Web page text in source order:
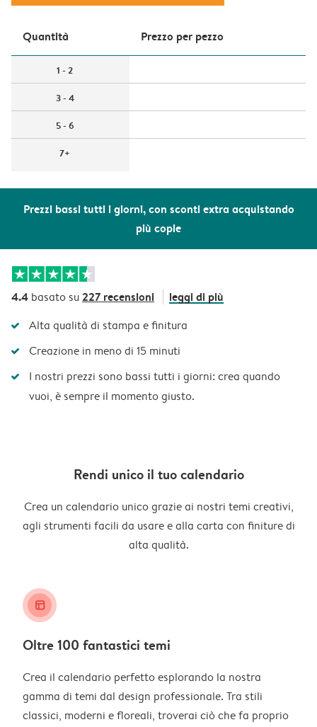
Prezzi bassi tutti i giorni, con sconti extra acquistando
più copie
Quantità Prezzo per pezzo
1 - 2
3 - 4
5 - 6
7+
4.4 basato su227 recensioni leggi di più
Alta qualità di stampa e finitura
Creazione in meno di 15 minuti
I nostri prezzi sono bassi tutti i giorni: crea quando
vuoi, è sempre il momento giusto.
Rendi unico il tuo calendario
Crea un calendario unico grazie ai nostri temi creativi,
agli strumenti facili da usare e alla carta con finiture di
alta qualità.
layout_alt
Oltre 100 fantastici temi
Crea il calendario perfetto esplorando la nostra
gamma di temi dal design professionale. Tra stili
classici, moderni e floreali, troverai ciò che fa proprio